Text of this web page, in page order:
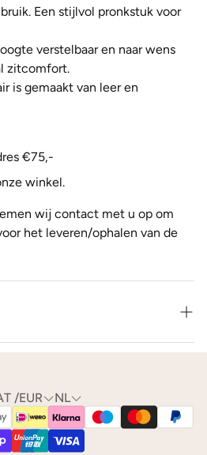
Een stijlvol pronkstuk voor
verstelbaar en naar wens
zitcomfort.
is gemaakt van leer en
€75,-
winkel.
wij contact met u op om
het leveren/ophalen van de
niet zoals je het in gedachten
toesturen via de post.
/EUR NL